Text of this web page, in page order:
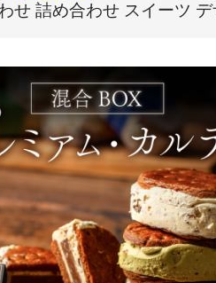
せ 詰め合わせ スイーツ